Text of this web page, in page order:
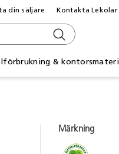
&
din säljare Kontakta Lekolar
Märkning